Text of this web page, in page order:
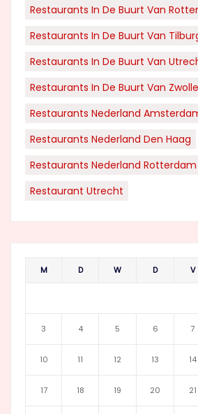
Restaurants In De Buurt Van
Restaurants In De Buurt Van
Restaurants In De Buurt Van
Restaurants In De Buurt Van Zwolle
Restaurants Nederland
Restaurants Nederland Den Haag
Restaurants Nederland Rotterdam
Restaurant Utrecht
M D W D V
3 4 5 6 7
10 11 12 13 14
17 18 19 20 21